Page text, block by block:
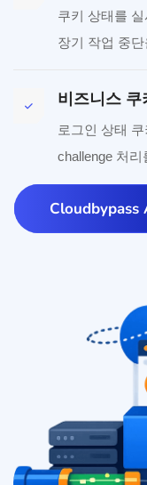
쿠키 상태를
장기 작업 중
비즈니스 쿠
로그인 상태
challenge 처
Cloudbypass